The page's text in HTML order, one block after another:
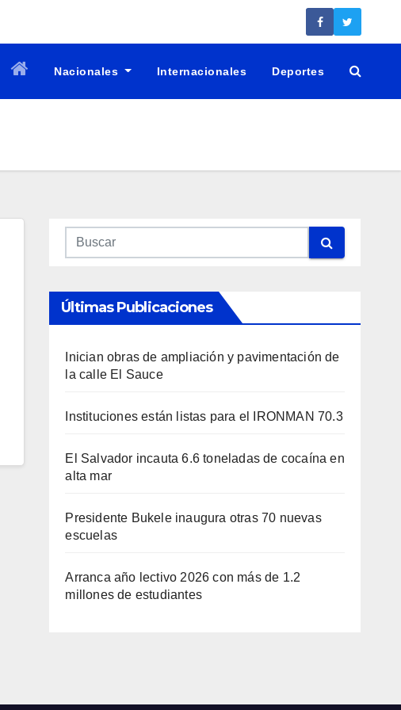
Nacionales Internacionales Deportes
Últimas Publicaciones
Inician obras de ampliación y pavimentación de
la calle El Sauce
Instituciones están listas para el IRONMAN 70.3
El Salvador incauta 6.6 toneladas de cocaína en
alta mar
Presidente Bukele inaugura otras 70 nuevas
escuelas
Arranca año lectivo 2026 con más de 1.2
millones de estudiantes